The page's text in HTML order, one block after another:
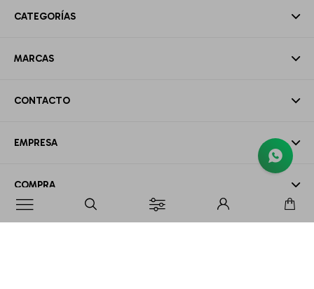

CATEGORÍAS
MARCAS
CONTACTO
EMPRESA
COMPRA